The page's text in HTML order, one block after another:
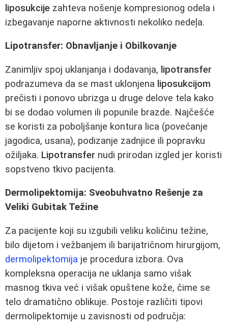
liposukcije zahteva nošenje kompresionog odela i
izbegavanje naporne aktivnosti nekoliko nedeļa.
Lipotransfer: Obnavljanje i Obilkovanje
Zanimljiv spoj uklanjanja i dodavanja, lipotransfer
podrazumeva da se mast uklonjena liposukcijom
prečisti i ponovo ubrizga u druge delove tela kako
bi se dodao volumen ili popunile brazde. Najčešće
se koristi za poboljšanje kontura lica (povećanje
jagodica, usana), podizanje zadnjice ili popravku
ožiljaka. Lipotransfer nudi prirodan izgled jer koristi
sopstveno tkivo pacijenta.
Dermolipektomija: Sveobuhvatno Rešenje za
Veliki Gubitak Težine
Za pacijente koji su izgubili veliku količinu težine,
bilo dijetom i vežbanjem ili barijatričnom hirurgijom,
dermolipektomija je procedura izbora. Ova
kompleksna operacija ne uklanja samo višak
masnog tkiva već i višak opuštene kože, čime se
telo dramatično oblikuje. Postoje različiti tipovi
dermolipektomije u zavisnosti od područja: